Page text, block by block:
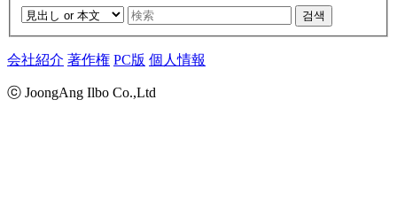
검색
会社紹介 著作権 PC版 個人情報
ⓒ JoongAng Ilbo Co.,Ltd